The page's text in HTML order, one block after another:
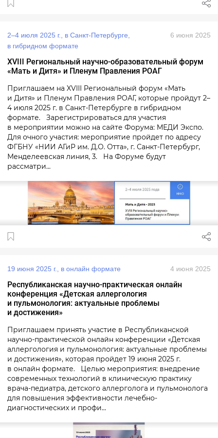
2–4 июля 2025 г., в Санкт-Петербурге,
в гибридном формате
6 июня 2025
XVIII Региональный научно-образовательный форум
«Мать и Дитя» и Пленум Правления РОАГ
Приглашаем на XVIII Региональный форум «Мать
и Дитя» и Пленум Правления РОАГ, которые пройдут 2–
4 июля 2025 г. в Санкт-Петербурге в гибридном
формате. Зарегистрироваться для участия
в мероприятии можно на сайте Форума: МЕДИ Экспо.
Для очного участия: мероприятие пройдет по адресу
ФГБНУ «НИИ АГиР им. Д.О. Отта», г. Санкт-Петербург,
Менделеевская линия, 3. На Форуме будут
рассматри...
19 июня 2025 г., в онлайн формате 4 июня 2025
Республиканская научно-практическая онлайн
конференция «Детская аллергология
и пульмонология: актуальные проблемы
и достижения»
Приглашаем принять участие в Республиканской
научно-практической онлайн конференции «Детская
аллергология и пульмонология: актуальные проблемы
и достижения», которая пройдет 19 июня 2025 г.
в онлайн формате. Целью мероприятия: внедрение
современных технологий в клиническую практику
врача-педиатра, детского аллерголога и пульмонолога
для повышения эффективности лечебно-
диагностических и профи...